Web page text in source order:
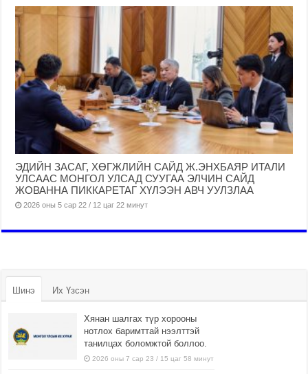
ЭДИЙН ЗАСАГ, ХӨГЖЛИЙН САЙД Ж.ЭНХБАЯР ИТАЛИ
УЛСААС МОНГОЛ УЛСАД СУУГАА ЭЛЧИН САЙД
ЖОВАННА ПИККАРЕТАГ ХҮЛЭЭН АВЧ УУЛЗЛАА
2026 оны 5 сар 22 / 12 цаг 22 минут
Шинэ Их Үзсэн
Хянан шалгах түр хорооны
нотлох баримттай нээлттэй
танилцах боломжтой боллоо.
2026 оны 7 сар 23 / 15 цаг 58 минут